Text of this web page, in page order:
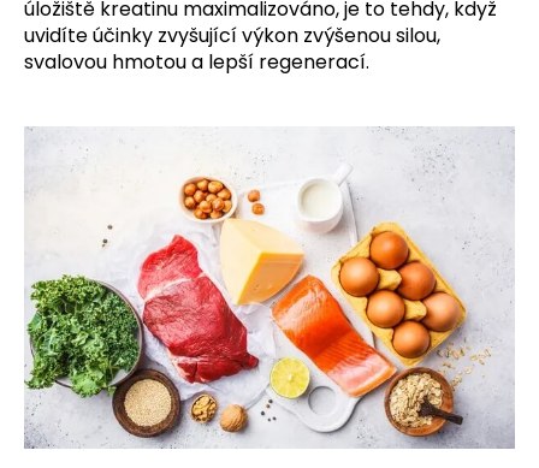
úložiště kreatinu maximalizováno, je to tehdy, když
uvidíte účinky zvyšující výkon zvýšenou silou,
svalovou hmotou a lepší regenerací.
u
j
e